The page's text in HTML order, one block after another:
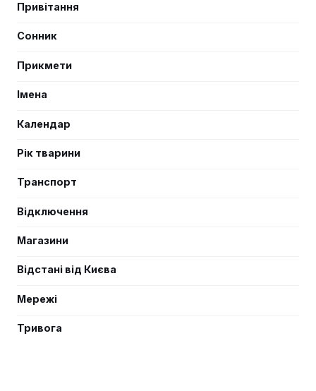
Привітання
Сонник
Прикмети
Імена
Календар
Рік тварини
Транспорт
Відключення
Магазини
Відстані від Києва
Мережі
Тривога